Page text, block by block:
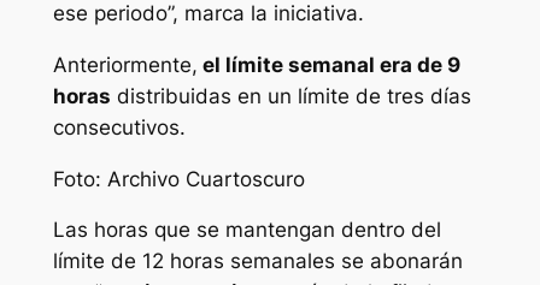
ese periodo”, marca la iniciativa.
Anteriormente, el límite semanal era de 9
horas distribuidas en un límite de tres días
consecutivos.
Foto: Archivo Cuartoscuro
Las horas que se mantengan dentro del
límite de 12 horas semanales se abonarán